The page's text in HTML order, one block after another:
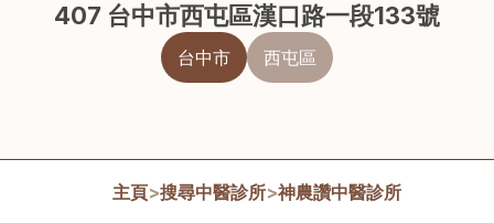
407 台中市西屯區漢口路一段133號
台中市 西屯區
主頁>搜尋中醫診所>神農讚中醫診所